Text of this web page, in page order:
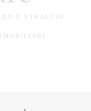
E STRALCIO